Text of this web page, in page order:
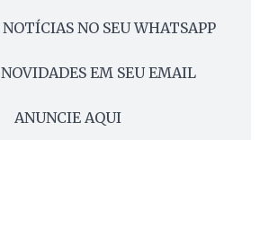
NOTÍCIAS NO SEU WHATSAPP
EM SEU EMAIL
ANUNCIE AQUI